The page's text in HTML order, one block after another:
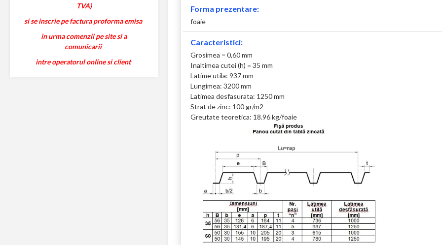
TVA)
si se inscrie pe factura proforma emisa
in urma comenzii pe site si a
comunicarii
intre operatorul online si client
Forma prezentare:
foaie
Caracteristici:
Grosimea = 0,60 mm
Inaltimea cutei (h) = 35 mm
Latime utila: 937 mm
Lungimea: 3200 mm
Latimea desfasurata: 1250 mm
Strat de zinc: 100 gr/m2
Greutate teoretica: 18.96 kg/foaie